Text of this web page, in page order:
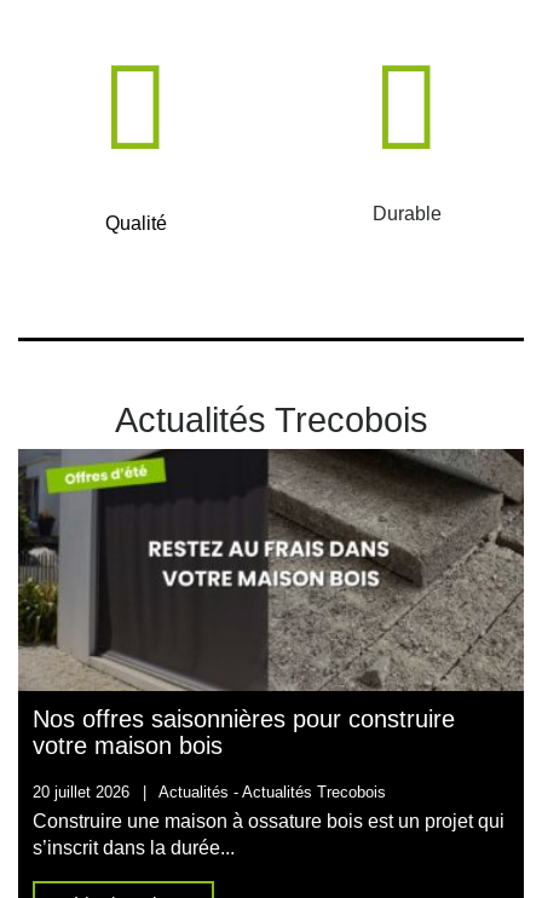
Qualité Durable
Actualités Trecobois
Nos offres saisonnières pour construire
votre maison bois
20 juillet 2026 | Actualités - Actualités Trecobois
Construire une maison à ossature bois est un projet qui
s’inscrit dans la durée...